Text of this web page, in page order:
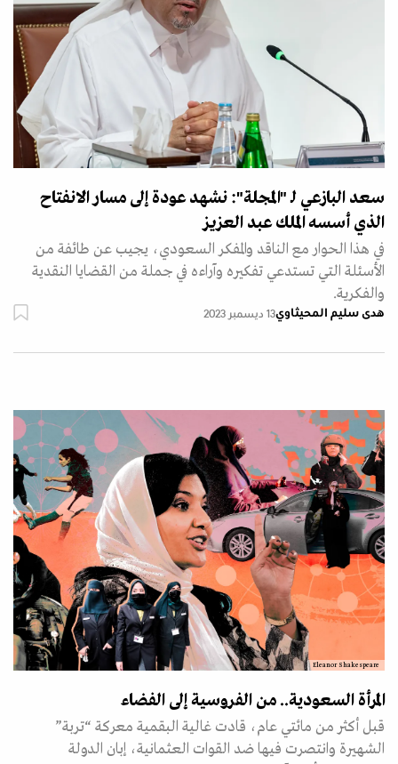
سعد البازعي لـ "المجلة": نشهد عودة إلى مسار الانفتاح
الذي أسسه الملك عبد العزيز
في هذا الحوار مع الناقد والمفكر السعودي، يجيب عن طائفة من
الأسئلة التي تستدعي تفكيره وآراءه في جملة من القضايا النقدية
والفكرية.
هدى سليم المحيثاوي13 ديسمبر 2023
Eleanor Shakespeare
المرأة السعودية.. من الفروسية إلى الفضاء
قبل أكثر من مائتي عام، قادت غالية البقمية معركة “تربة”
الشهيرة وانتصرت فيها ضد القوات العثمانية، إبان الدولة